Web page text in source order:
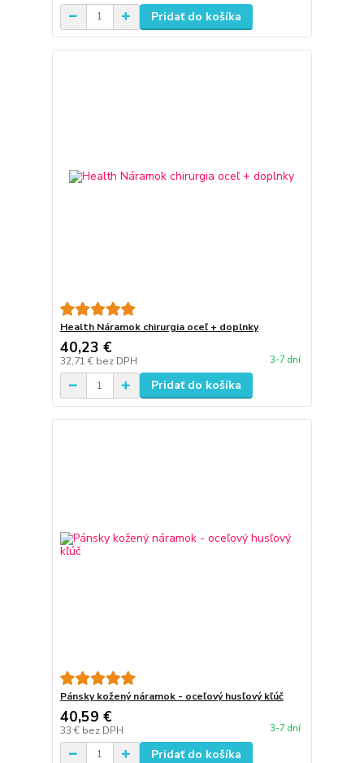
Pridať do košíka
Health Náramok chirurgia oceľ + doplnky
40,23 €
32,71 € bez DPH 3-7 dní
Pridať do košíka
Pánsky kožený náramok - oceľový husľový kľúč
40,59 €
33 € bez DPH 3-7 dní
Pridať do košíka